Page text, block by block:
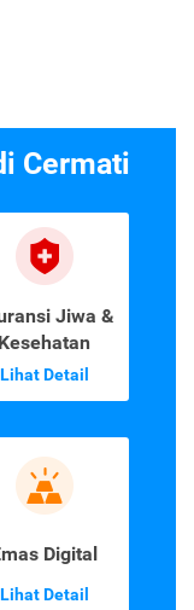
Cermati
Jiwa &
Kesehatan
Lihat Detail
Digital
Lihat Detail